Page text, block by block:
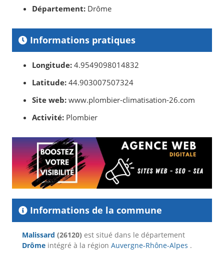
Département: Drôme
Informations pratiques
Longitude: 4.9549098014832
Latitude: 44.903007507324
Site web: www.plombier-climatisation-26.com
Activité: Plombier
Informations de la commune
Malissard (26120) est situé dans le département
Drôme intégré à la région Auvergne-Rhône-Alpes .